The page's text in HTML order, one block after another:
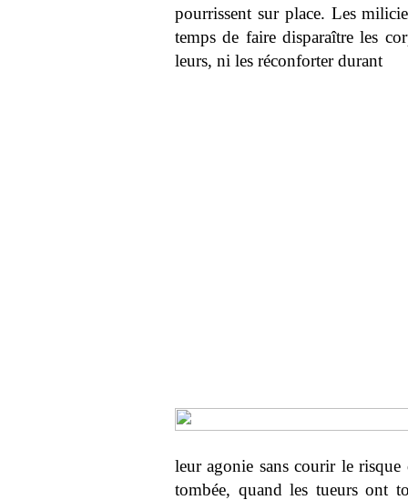
pourrissent sur place. Les
temps de faire disparaître les
leurs, ni les réconforter durant
leur agonie sans courir le
tombée, quand les tueurs ont